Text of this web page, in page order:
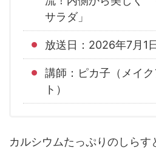
サラダ」
放送日：2026年7月1
講師：ピカ子（メイ
ト）
カルシウムたっぷりのしらす